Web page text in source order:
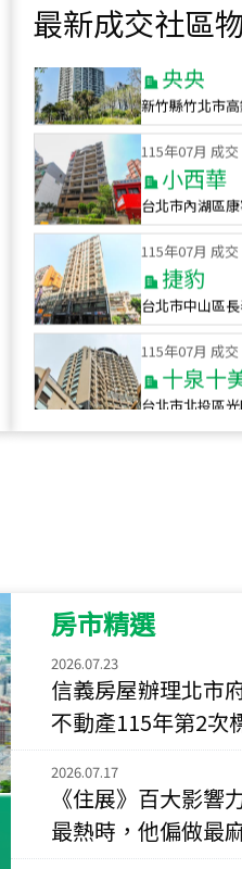
最新成交社區
115年07月 成交
新竹縣竹北市高
小西華
台北市內湖區康
捷豹
台北市中山區長
十泉十美
台北市北投區光
115
新北市永和區
115年07月 成交
央央
115年07月 成交
小西華
房市精選
2026.07.23
信義房屋辦理北市
不動產115年第2次
2026.07.17
《住展》百大影
最熱時，他偏做最